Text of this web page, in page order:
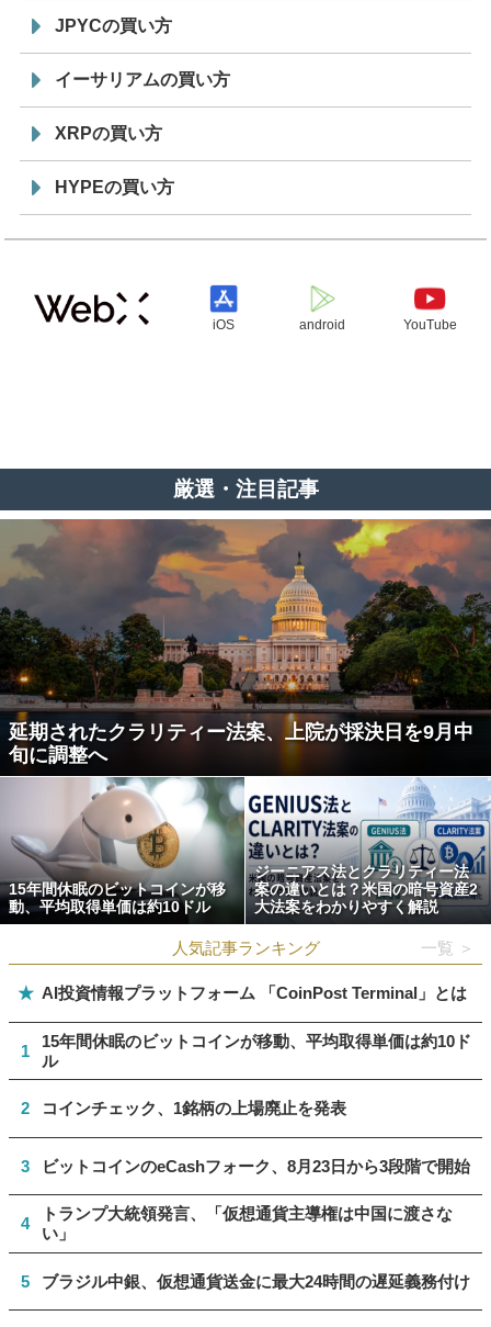
JPYCの買い方
イーサリアムの買い方
XRPの買い方
HYPEの買い方
iOS android YouTube
厳選・注目記事
延期されたクラリティー法案、上院が採決日を9月中
旬に調整へ
15年間休眠のビットコインが移
動、平均取得単価は約10ドル
ジーニアス法とクラリティー法
案の違いとは？米国の暗号資産2
大法案をわかりやすく解説
人気記事ランキング 一覧 ＞
★ AI投資情報プラットフォーム 「CoinPost Terminal」とは
1
15年間休眠のビットコインが移動、平均取得単価は約10ド
ル
2 コインチェック、1銘柄の上場廃止を発表
3 ビットコインのeCashフォーク、8月23日から3段階で開始
4
トランプ大統領発言、「仮想通貨主導権は中国に渡さな
い」
5 ブラジル中銀、仮想通貨送金に最大24時間の遅延義務付け